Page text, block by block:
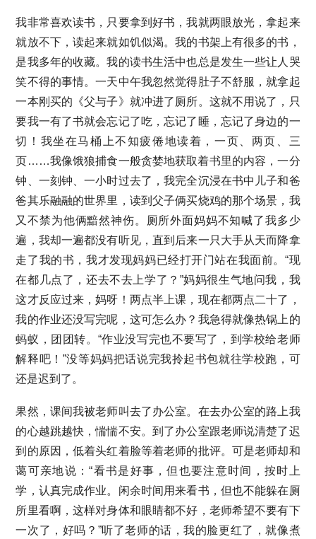
我非常喜欢读书，只要拿到好书，我就两眼放光，拿起来
就放不下，读起来就如饥似渴。我的书架上有很多的书，
是我多年的收藏。我的读书生活中也总是发生一些让人哭
笑不得的事情。一天中午我忽然觉得肚子不舒服，就拿起
一本刚买的《父与子》就冲进了厕所。这就不用说了，只
要我一有了书就会忘记了吃，忘记了睡，忘记了身边的一
切！我坐在马桶上不知疲倦地读着，一页、两页、三
页……我像饿狼捕食一般贪婪地获取着书里的内容，一分
钟、一刻钟、一小时过去了，我完全沉浸在书中儿子和爸
爸其乐融融的世界里，读到父子俩买烧鸡的那个场景，我
又不禁为他俩黯然神伤。厕所外面妈妈不知喊了我多少
遍，我却一遍都没有听见，直到后来一只大手从天而降拿
走了我的书，我才发现妈妈已经打开门站在我面前。“现
在都几点了，还去不去上学了？”妈妈很生气地问我，我
这才反应过来，妈呀！两点半上课，现在都两点二十了，
我的作业还没写完呢，这可怎么办？我急得就像热锅上的
蚂蚁，团团转。“作业没写完也不要写了，到学校给老师
解释吧！”没等妈妈把话说完我拎起书包就往学校跑，可
还是迟到了。
果然，课间我被老师叫去了办公室。在去办公室的路上我
的心越跳越快，惴惴不安。到了办公室跟老师说清楚了迟
到的原因，低着头红着脸等着老师的批评。可是老师却和
蔼可亲地说：“看书是好事，但也要注意时间，按时上
学，认真完成作业。闲余时间用来看书，但也不能躲在厕
所里看啊，这样对身体和眼睛都不好，老师希望不要有下
一次了，好吗？”听了老师的话，我的脸更红了，就像煮